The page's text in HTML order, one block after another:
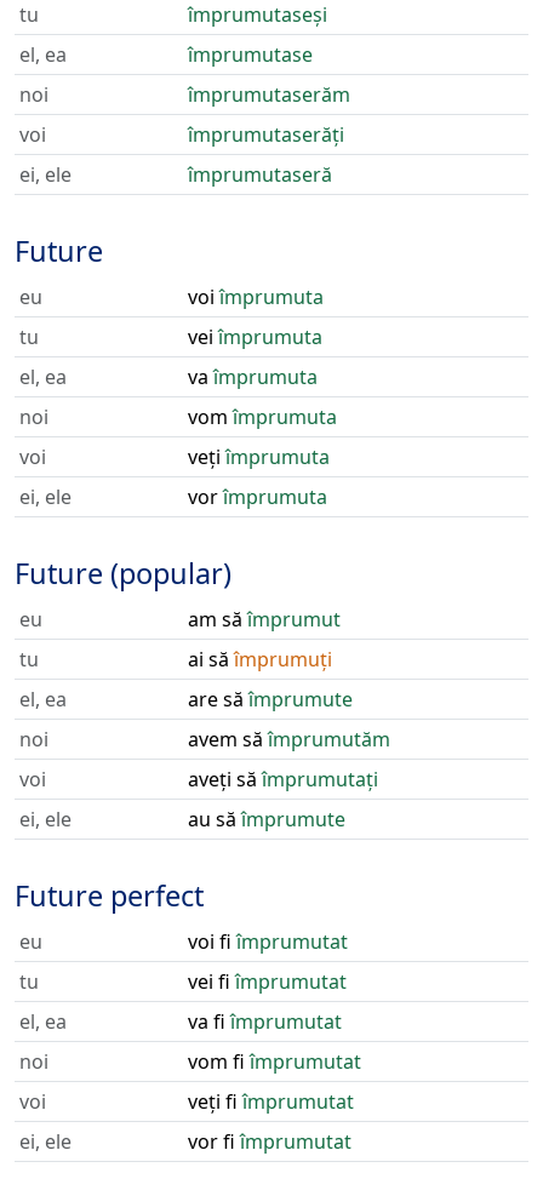
tu
împrumutaseși
el, ea
împrumutase
noi
împrumutaserăm
voi
împrumutaserăți
ei, ele
împrumutaseră
Future
eu voiîmprumuta
tu
veiîmprumuta
el, ea
vaîmprumuta
noi
vomîmprumuta
voi
vețiîmprumuta
ei, ele
vorîmprumuta
Future (popular)
eu am săîmprumut
tu
ai săîmprumuți
el, ea
are săîmprumute
noi
avem săîmprumutăm
voi
aveți săîmprumutați
ei, ele
au săîmprumute
Future perfect
eu voi fiîmprumutat
tu
vei fiîmprumutat
el, ea
va fiîmprumutat
noi
vom fiîmprumutat
voi
veți fiîmprumutat
ei, ele
vor fiîmprumutat